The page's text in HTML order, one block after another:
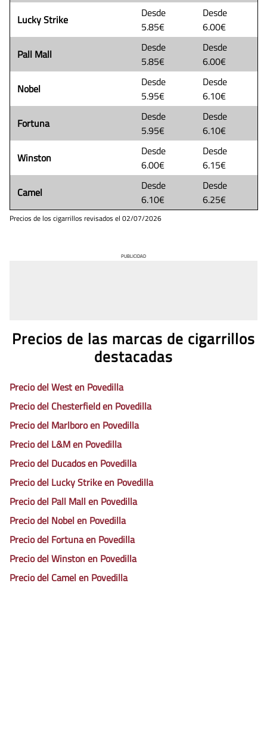
Lucky Strike
Desde
5.85€
Desde
6.00€
Pall Mall
Desde
5.85€
Desde
6.00€
Nobel
Desde
5.95€
Desde
6.10€
Fortuna
Desde
5.95€
Desde
6.10€
Winston
Desde
6.00€
Desde
6.15€
Camel
Desde
6.10€
Desde
6.25€
Precios de los cigarrillos revisados el 02/07/2026
PUBLICIDAD
Precios de las marcas de cigarrillos
destacadas
Precio del West en Povedilla
Precio del Chesterfield en Povedilla
Precio del Marlboro en Povedilla
Precio del L&M en Povedilla
Precio del Ducados en Povedilla
Precio del Lucky Strike en Povedilla
Precio del Pall Mall en Povedilla
Precio del Nobel en Povedilla
Precio del Fortuna en Povedilla
Precio del Winston en Povedilla
Precio del Camel en Povedilla